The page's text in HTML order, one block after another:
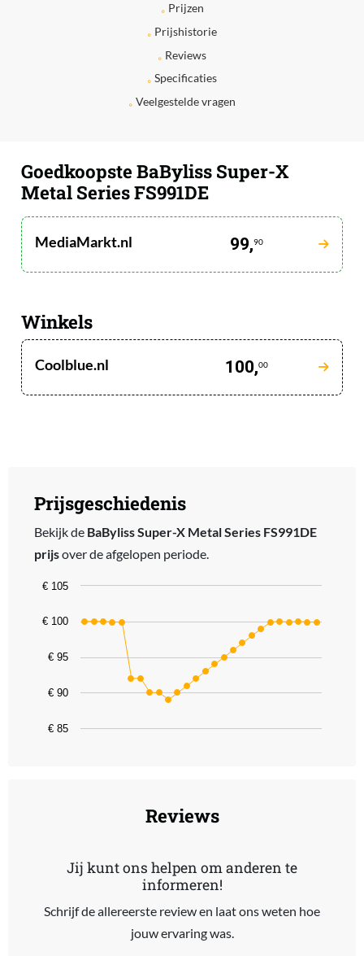
Prijzen
Prijshistorie
Reviews
Specificaties
Veelgestelde vragen
Goedkoopste BaByliss Super-X
Metal Series FS991DE
MediaMarkt.nl 99,90
Winkels
Coolblue.nl 100,00
Prijsgeschiedenis
Bekijk de BaByliss Super-X Metal Series FS991DE
prijsover de afgelopen periode.
Chart
Line chart with 26 data points.
The chart has 1 X axis displaying categories.
The chart has 1 Y axis displaying values. Data ranges from 89 to
€ 85
€ 90
€ 95
€ 100
€ 105
Reviews
Jij kunt ons helpen om anderen te
informeren!
Schrijf de allereerste review en laat ons weten hoe
jouw ervaring was.